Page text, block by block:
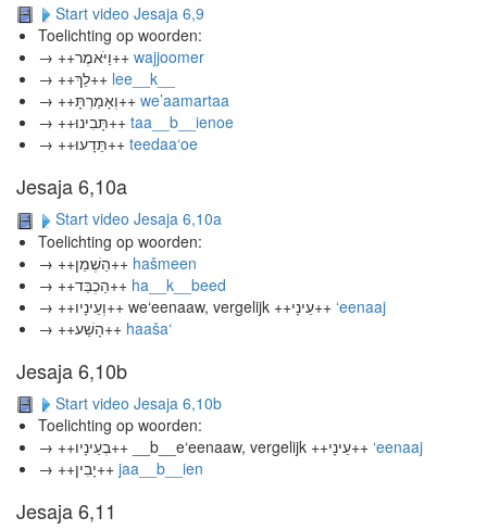
Start video Jesaja 6,9
Toelichting op woorden:
→ ++וַיֹּאמֶר++ wajjoomer
→ ++לֵךְ++ lee__k__
→ ++וְאָמַרְתָּ++ we’aamartaa
→ ++תָּבִינוּ++ taa__b__ienoe
→ ++תֵּדָעוּ++ teedaa‘oe
Jesaja 6,10a
Start video Jesaja 6,10a
Toelichting op woorden:
→ ++הַשְׁמֵן++ hašmeen
→ ++הַכְבֵּד++ ha__k__beed
→ ++וְעֵינָיו++ we‘eenaaw, vergelijk ++עֵינָי++ ‘eenaaj
→ ++הָשַׁע++ haaša‘
Jesaja 6,10b
Start video Jesaja 6,10b
Toelichting op woorden:
→ ++בְעֵינָיו++ __b__e‘eenaaw, vergelijk ++עֵינָי++ ‘eenaaj
→ ++יָבִין++ jaa__b__ien
Jesaja 6,11